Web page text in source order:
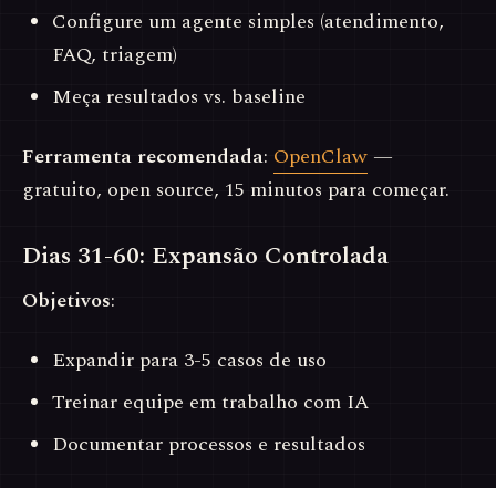
Configure um agente simples (atendimento,
FAQ, triagem)
Meça resultados vs. baseline
Ferramenta recomendada: OpenClaw —
gratuito, open source, 15 minutos para começar.
Dias 31-60: Expansão Controlada
Objetivos:
Expandir para 3-5 casos de uso
Treinar equipe em trabalho com IA
Documentar processos e resultados